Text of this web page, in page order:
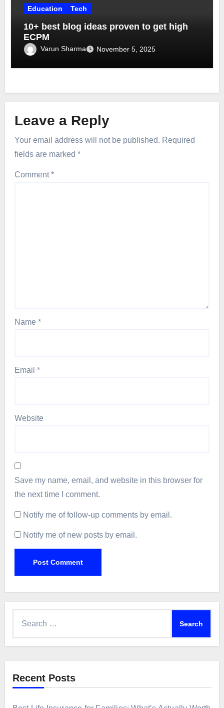
Education Tech
10+ best blog ideas proven to get high
ECPM
Varun Sharma November 5, 2025
Leave a Reply
Your email address will not be published. Required
fields are marked *
Comment*
Name *
Email *
Website
Save my name, email, and website in this browser for
the next time I comment.
Notify me of follow-up comments by email.
Notify me of new posts by email.
Recent Posts